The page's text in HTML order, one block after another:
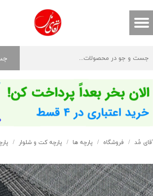
حساب کاربری من
خروج از حساب کاربری
مُد فروشگاه پارچه ها پارچه کت و شلوار